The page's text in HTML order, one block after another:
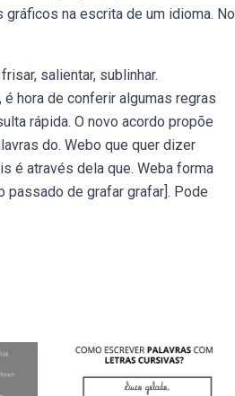
na escrita de um idioma. No
salientar, sublinhar.
hora de conferir algumas regras
rápida. O novo acordo propõe
do. Webo que quer dizer
é através dela que. Weba forma
passado de grafar grafar]. Pode